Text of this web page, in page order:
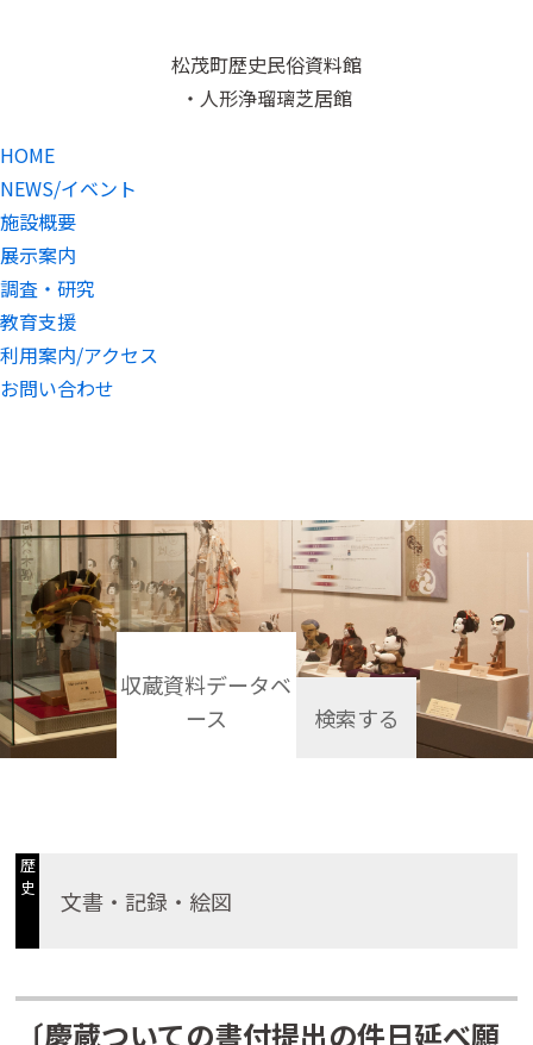
松茂町歴史民俗資料館
・人形浄瑠璃芝居館
HOME
NEWS/イベント
施設概要
展示案内
調査・研究
教育支援
利用案内/アクセス
お問い合わせ
収蔵資料データベ
ース
検索する
歴
史
文書・記録・絵図
〔慶蔵ついての書付提出の件日延べ願